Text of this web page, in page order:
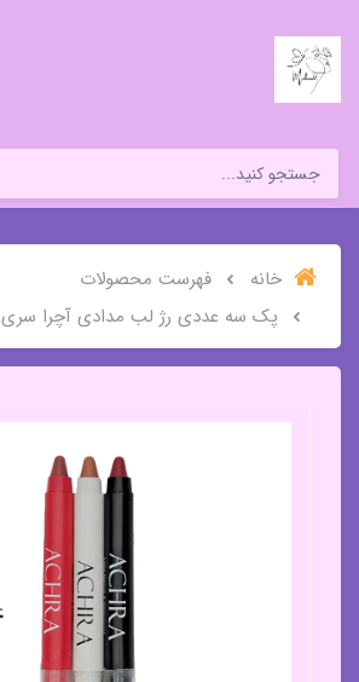
خانه
فهرست محصولات
پک سه عددی رژ لب مدادی آچرا سری A